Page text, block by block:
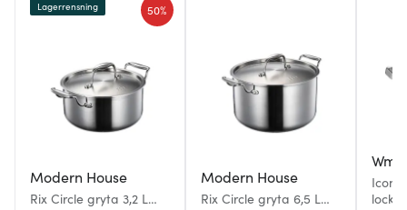
Modern House
Rix Circle gryta 3,2 L
50%
Lagerrensning
Modern House
Rix Circle gryta 6,5 L
Wmf
lock